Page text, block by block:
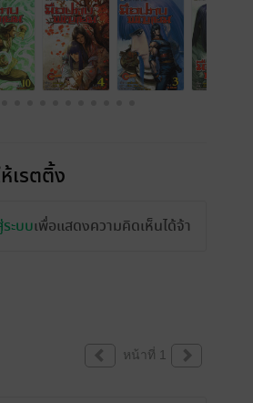
เรตติ้ง
ระบบเพื่อแสดงความคิดเห็นได้จ้า
หน้าที่ 1